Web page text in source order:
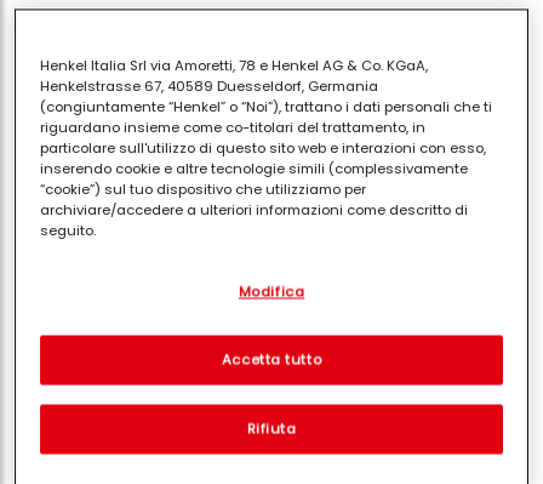
termine il lavoro tramite la manipolazione del filo. In
definitiva, spetta all'esperto di filettatura scegliere lo
stile che preferisce.
Consigli
sembrare difficile. Fai pratica su un'area del
corpo meno sensibile, come l'avambraccio,
prima di passare alle sopracciglia.
Precisione:ilthreadingè l'ideale per definire il
Henkel Italia Srl via Amoretti, 78 e Henkel AG & Co. KGaA,
Henkelstrasse 67, 40589 Duesseldorf, Germania
(congiuntamente “Henkel” o “Noi”), trattano i dati personali che ti
riguardano insieme come co-titolari del trattamento, in
particolare sull'utilizzo di questo sito web e interazioni con esso,
inserendo cookie e altre tecnologie simili (complessivamente
“cookie”) sul tuo dispositivo che utilizziamo per
archiviare/accedere a ulteriori informazioni come descritto di
seguito.
separati o co-titolari come indicato nella nostra Informativa sulla
pixel, impronte digitali e tecnologie simili" utilizzeremo anche
cookie ed elaboreremo i dati relativi a te per
di questo sito Web e le tue interazioni commerciali con noi
(rispettivamente dell'azienda per cui lavori) per) e su tale base
Modifica
Rifiuta
Accetta tutto